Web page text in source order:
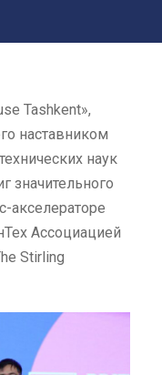
Tashkent»,
наставником
наук
значительного
акселераторе
Ассоциацией
Stirling